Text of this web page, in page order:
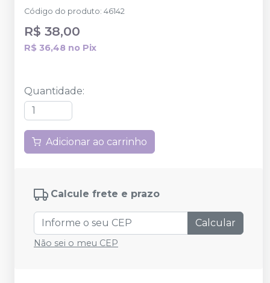
Código do produto: 46142
R$ 38,00
R$ 36,48 no Pix
Quantidade:
Adicionar ao carrinho
Calcule frete e prazo
Calcular
Não sei o meu CEP